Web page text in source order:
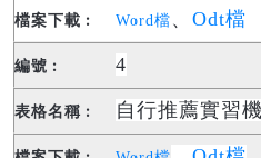
Word檔 、 Odt檔
4
自行推薦實習